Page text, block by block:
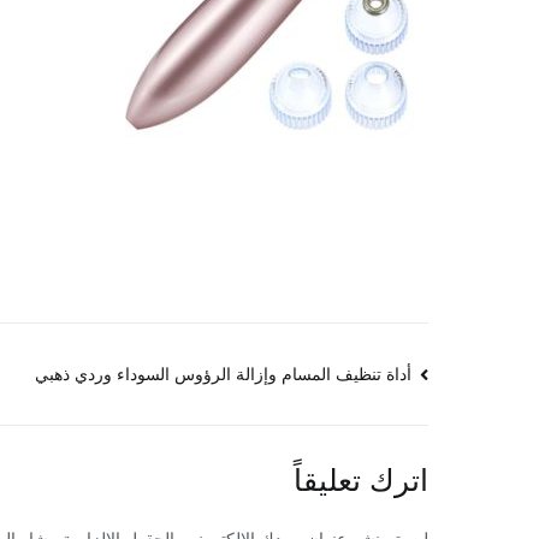
تصفّح
أداة تنظيف المسام وإزالة الرؤوس السوداء وردي ذهبي
اترك تعليقاً